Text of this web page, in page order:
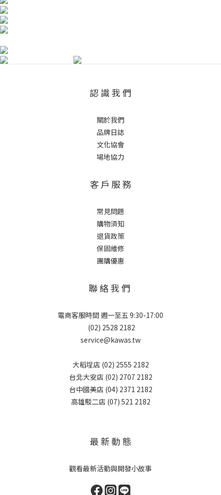
認 識 我 們
關於我們
品牌日誌
文化協會
場地協力
客 戶 服 務
常見問題
購物須知
退貨政策
保固維修
團購優惠
聯 絡 我 們
電商客服時間 週一至五 9:30-17:00
(02) 2528 2182
service@kawas.tw
大稻埕店 (02) 2555 2182
台北大安店 (02) 2707 2182
台中國美店 (04) 2371 2182
高雄駁二店 (07) 521 2182
最 新 動 態
觀看最新活動與開發小故事